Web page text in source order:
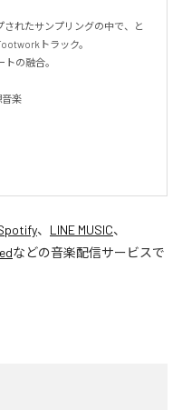
れたサンプリングの中で、と
トラック。
の融合。
楽
、 LINE MUSIC、
などの音楽配信サービスで